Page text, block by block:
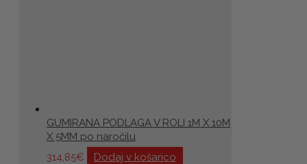
GUMIRANA PODLAGA V ROLI 1M X 10M
X 5MM po naročilu
314,85€ Dodaj v košarico